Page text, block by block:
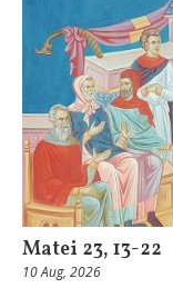
Matei 23, 13-22
10 Aug, 2026